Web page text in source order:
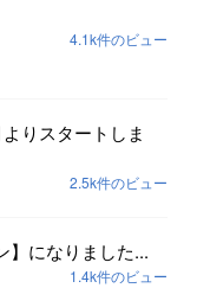
4.1k件のビュー
りスタートしま
2.5k件のビュー
】になりました...
1.4k件のビュー